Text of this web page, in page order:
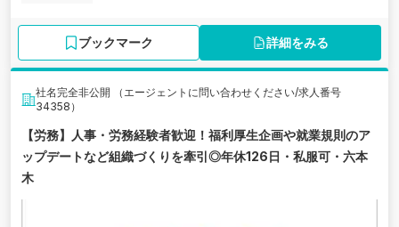
ブックマーク 詳細をみる
社名完全非公開 （エージェントに問い合わせください/求人番号
34358）
【労務】人事・労務経験者歓迎！福利厚生企画や就業規則のア
ップデートなど組織づくりを牽引◎年休126日・私服可・六本
木